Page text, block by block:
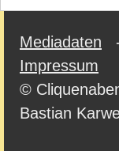
Mediadaten
Impressum
©
Bastian